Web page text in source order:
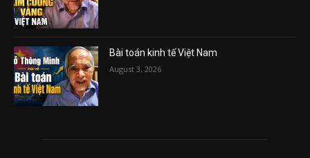
Bài toán kinh tế Việt Nam
August 3, 2026